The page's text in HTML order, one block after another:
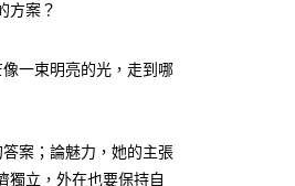
方案？
一束明亮的光，走到哪
案；論魅力，她的主張
獨立，外在也要保持自